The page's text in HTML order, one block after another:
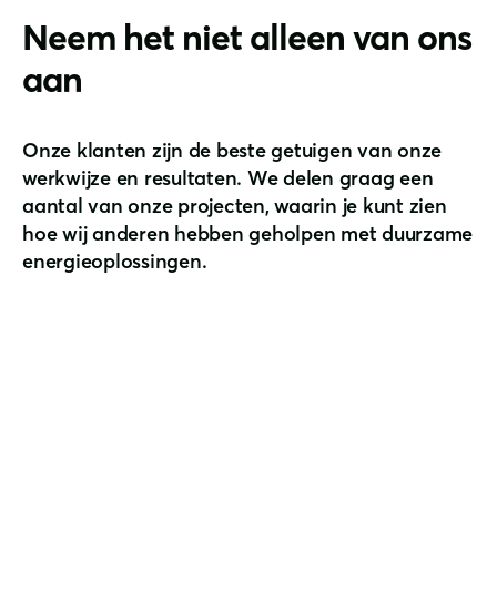
Neem het niet alleen van ons
aan
Onze klanten zijn de beste getuigen van onze
werkwijze en resultaten. We delen graag een
aantal van onze projecten, waarin je kunt zien
hoe wij anderen hebben geholpen met duurzame
energieoplossingen.